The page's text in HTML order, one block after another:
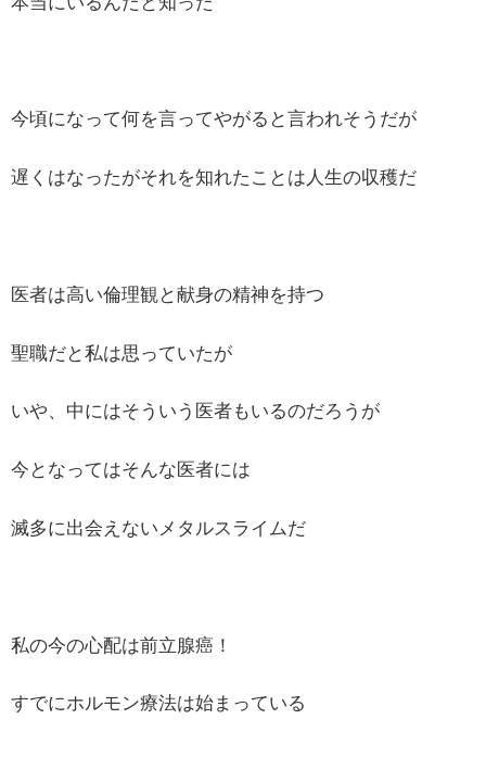
今頃になって何を言ってやがると言われそうだが
遅くはなったがそれを知れたことは人生の収穫だ
医者は高い倫理観と献身の精神を持つ
聖職だと私は思っていたが
いや、中にはそういう医者もいるのだろうが
今となってはそんな医者には
滅多に出会えないメタルスライムだ
私の今の心配は前立腺癌！
すでにホルモン療法は始まっている